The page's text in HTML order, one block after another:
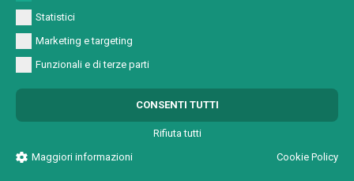
M4501A2VC0 Cerchio
Linea
650 nm
(rosso)
M4501A2VX0 Croce 1 mW
Statistici
Marketing e targeting
Funzionali e di terze parti
CONSENTI TUTTI
Rifiuta tutti
Maggiori informazioni
Cookie Policy